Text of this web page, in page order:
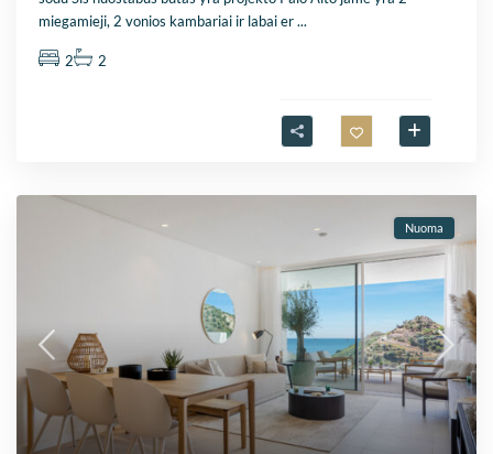
miegamieji, 2 vonios kambariai ir labai er...
2 2
Nuoma